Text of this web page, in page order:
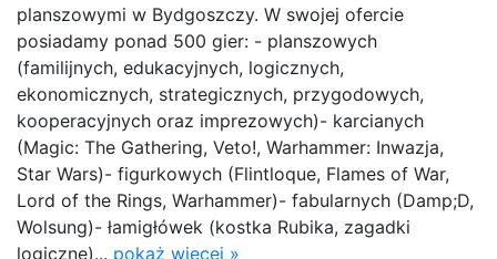
planszowymi w Bydgoszczy. W swojej ofercie
posiadamy ponad 500 gier: - planszowych
(familijnych, edukacyjnych, logicznych,
ekonomicznych, strategicznych, przygodowych,
kooperacyjnych oraz imprezowych)- karcianych
(Magic: The Gathering, Veto!, Warhammer: Inwazja,
Star Wars)- figurkowych (Flintloque, Flames of War,
Lord of the Rings, Warhammer)- fabularnych (Damp;D,
Wolsung)- łamigłówek (kostka Rubika, zagadki
logiczne)... pokaż więcej »